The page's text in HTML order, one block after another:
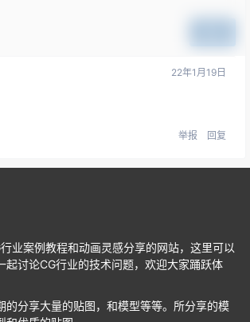
22年1月19日
举报 回复
业案例教程和动画灵感分享的网站，这里可以
起讨论CG行业的技术问题，欢迎大家踊跃体
的分享大量的贴图，和模型等等。所分享的模